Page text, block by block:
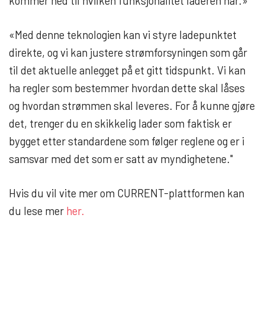
«Med denne teknologien kan vi styre ladepunktet
direkte, og vi kan justere strømforsyningen som går
til det aktuelle anlegget på et gitt tidspunkt. Vi kan
ha regler som bestemmer hvordan dette skal låses
og hvordan strømmen skal leveres. For å kunne gjøre
det, trenger du en skikkelig lader som faktisk er
bygget etter standardene som følger reglene og er i
samsvar med det som er satt av myndighetene."
Hvis du vil vite mer om CURRENT-plattformen kan
du lese mer her.